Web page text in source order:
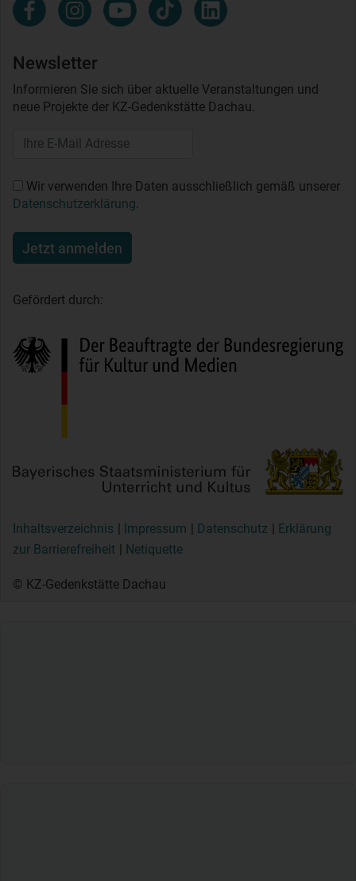
Newsletter
Informieren Sie sich über aktuelle Veranstaltungen und
neue Projekte der KZ-Gedenkstätte Dachau.
Wir verwenden Ihre Daten ausschließlich gemäß unserer
Datenschutzerklärung.
Jetzt anmelden
Gefördert durch:
Inhaltsverzeichnis Impressum Datenschutz
Erklärung
zur Barrierefreiheit
Netiquette
© KZ-Gedenkstätte Dachau